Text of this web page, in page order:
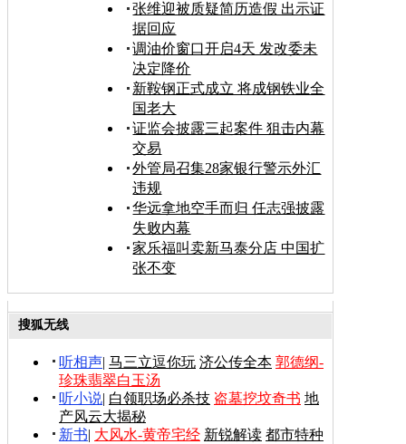
张维迎被质疑简历造假 出示证
据回应
调油价窗口开启4天 发改委未
决定降价
新鞍钢正式成立 将成钢铁业全
国老大
证监会披露三起案件 狙击内幕
交易
外管局召集28家银行警示外汇
违规
华远拿地空手而归 任志强披露
失败内幕
家乐福叫卖新马泰分店 中国扩
张不变
搜狐无线
听相声| 马三立逗你玩 济公传全本 郭德纲-
珍珠翡翠白玉汤
听小说| 白领职场必杀技 盗墓挖坟奇书 地
产风云大揭秘
新书| 大风水-黄帝宅经 新锐解读 都市特种